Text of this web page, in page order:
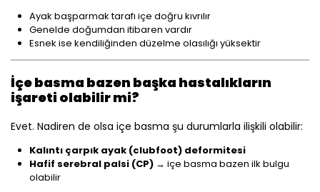
Ayak başparmak tarafı içe doğru kıvrılır
Genelde doğumdan itibaren vardır
Esnek ise kendiliğinden düzelme olasılığı yüksektir
İçe basma bazen başka hastalıkların
işareti olabilir mi?
Evet. Nadiren de olsa içe basma şu durumlarla ilişkili olabilir:
Kalıntı çarpık ayak (clubfoot) deformitesi
Hafif serebral palsi (CP) → içe basma bazen ilk bulgu
olabilir